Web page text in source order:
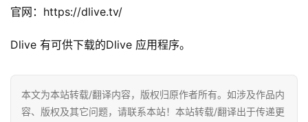
官网：https://dlive.tv/
Dlive 有可供下载的Dlive 应用程序。
本文为本站转载/翻译内容，版权归原作者所有。如涉及作品内
容、版权及其它问题，请联系本站！本站转载/翻译出于传递更